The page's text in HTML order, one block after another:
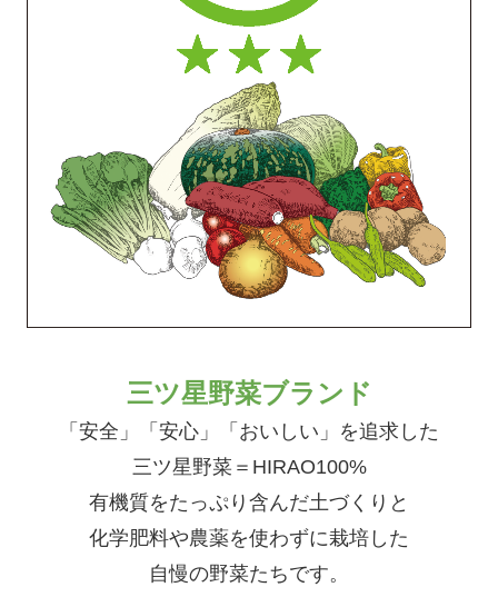
三ツ星野菜ブランド
「安全」「安心」「おいしい」を追求した
三ツ星野菜＝HIRAO100%
有機質をたっぷり含んだ土づくりと
化学肥料や農薬を使わずに栽培した
自慢の野菜たちです。